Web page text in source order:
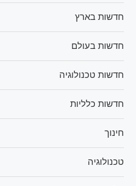
חדשות בארץ
חדשות בעולם
חדשות טכנולוגיה
חדשות כלליות
חינוך
טכנולוגיה